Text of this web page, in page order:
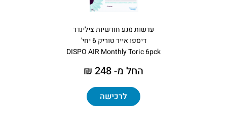
עדשות מגע חודשיות צילינדר
דיספו אייר טוריק 6 יחי'
DISPO AIR Monthly Toric 6pck
החל מ- 248 ₪
לרכישה